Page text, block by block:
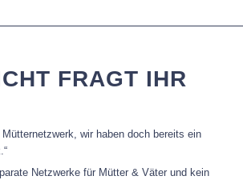
FRAGT IHR
Mütternetzwerk, wir haben doch bereits ein
Netzwerke für Mütter & Väter und kein